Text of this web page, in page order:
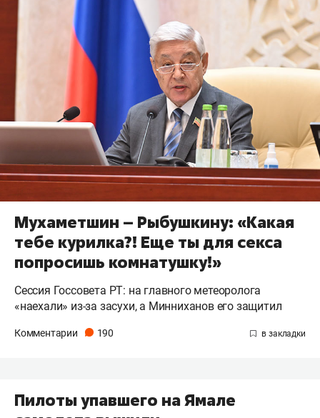
Мухаметшин – Рыбушкину: «Какая
тебе курилка?! Еще ты для секса
попросишь комнатушку!»
Сессия Госсовета РТ: на главного метеоролога
«наехали» из-за засухи, а Минниханов его защитил
Комментарии 190
Пилоты упавшего на Ямале